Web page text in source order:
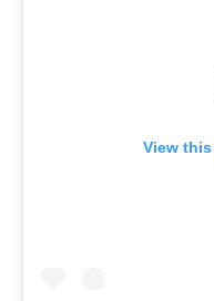
View